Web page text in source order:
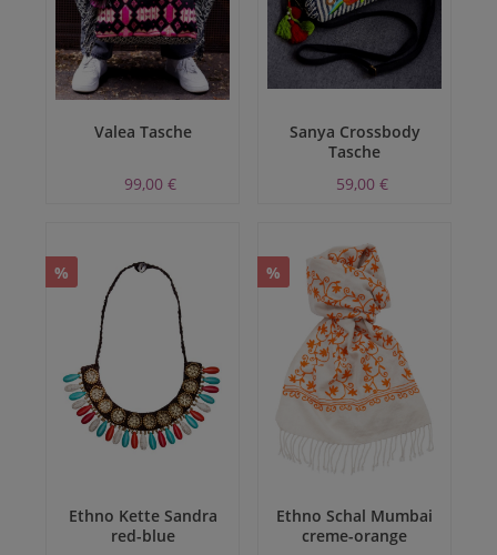
Valea Tasche
99,00 €
Sanya Crossbody
Tasche
59,00 €
%
Ethno Kette Sandra
red-blue
%
Ethno Schal Mumbai
creme-orange